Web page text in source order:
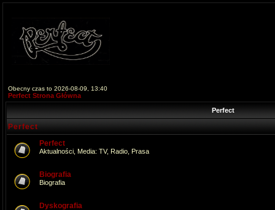
Obecny czas to 2026-08-09, 13:40
Perfect Strona Główna
Perfect
Perfect
Perfect
Aktualności, Media: TV, Radio, Prasa
Biografia
Biografia
Dyskografia